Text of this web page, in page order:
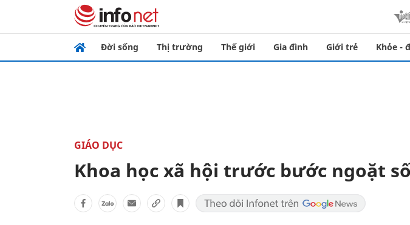
Đời sống Thị trường Thế giới Gia đình Giới trẻ Khỏe -
GIÁO DỤC
Khoa học xã hội trước bước ngoặt